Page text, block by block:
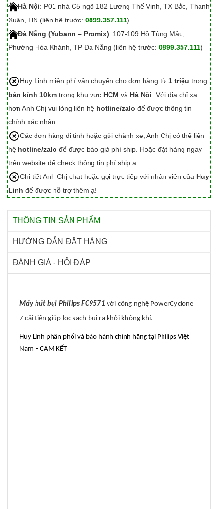
Hà Nội: P01 nhà C5 ngõ 182 Lương Thế Vinh, TX Bắc, Thanh
Xuân, HN (liên hệ trước: 0899.357.111)
Đà Nẵng (Yubann – Promix): 107-109 Hồ Tùng Mậu,
Phường Hòa Khánh, TP Đà Nẵng (liên hệ trước: 0899.357.111)
Huy Linh miễn phí vận chuyển cho đơn hàng từ 1 triệu trong
bán kính 10km trong khu vực HCM và Hà Nội . Với địa chỉ xa
hơn Anh Chị vui lòng liên hệ hotline/zalo để được thông tin
chính xác nhận
Các đơn hàng đi tỉnh hoặc gửi chành xe, Anh Chị có thể liên
hệ hotline/zalo để được báo giá phí ship. Hoặc đặt hàng ngay
trên website để check thông tin phí ship ạ
Chi tiết Anh Chị chat hoặc gọi trực tiếp với nhân viên của Huy
Linh để được hỗ trợ thêm ạ!
THÔNG TIN SẢN PHẨM
HƯỚNG DẪN ĐẶT HÀNG
ĐÁNH GIÁ - HỎI ĐÁP
Máy hút bụi Philips FC9571 với công nghệ PowerCyclone
7 cải tiến giúp lọc sạch bụi ra khỏi không khí.
Huy Linh phân phối và bảo hành chính hãng tại Philips Việt
Nam – CAM KẾT